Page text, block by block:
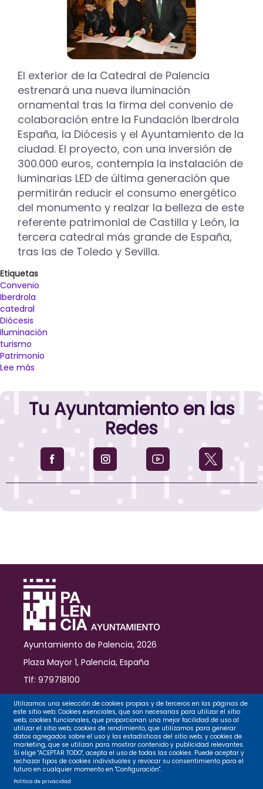
El exterior de la Catedral de Palencia
estrenará una nueva iluminación
ornamental tras la firma del convenio de
colaboración entre la Fundación Iberdrola
España, la Diócesis y el Ayuntamiento de la
ciudad. El proyecto, con una inversión de
300.000 euros, contempla la instalación de
luminarias LED de última generación que
permitirán reducir el consumo energético
del monumento y realzar la belleza de este
referente patrimonial de Castilla y León, la
tercera catedral más grande de España,
tras las de Toledo y Sevilla.
Etiquetas
Convenio
Iberdrola
catedral
Diócesis
Iluminación
turismo
Patrimonio
Lee más
Catedral
de
Palencia
exterior
gracias
un
entre
la
Diócesis
y
el
Ayuntamiento
Tu Ayuntamiento en las
Redes
Ayuntamiento de Palencia, 2026
Plaza Mayor 1, Palencia, España
Tlf: 979718100
Contacto
Legal
Privacidad
Utilizamos una selección de cookies propias y de terceros en las páginas de
este sitio web: Cookies esenciales, que son necesarias para utilizar el sitio
web; cookies funcionales, que proporcionan una mejor facilidad de uso al
utilizar el sitio web; cookies de rendimiento, que utilizamos para generar
datos agregados sobre el uso y las estadísticas del sitio web; y cookies de
marketing, que se utilizan para mostrar contenido y publicidad relevantes.
Si elige "ACEPTAR TODO", acepta el uso de todas las cookies. Puede aceptar y
rechazar tipos de cookies individuales y revocar su consentimiento para el
futuro en cualquier momento en "Configuración".
Política de privacidad